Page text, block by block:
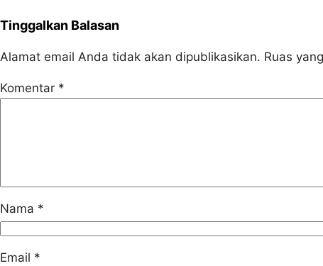
Tinggalkan Balasan
Alamat email Anda tidak akan dipublikasikan. Ruas
Komentar *
Nama *
Email *